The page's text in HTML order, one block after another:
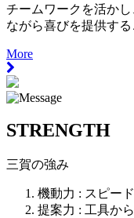
チームワークを活か
ながら喜びを提供す
More
STRENGTH
三賀の強み
機動力 : スピー
提案力 : 工具か